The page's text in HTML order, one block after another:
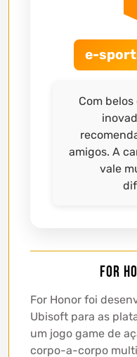
e-
Com
amigos. A
vale
For
For Honor foi
Ubisoft para as
um jogo game de
corpo-a-corpo